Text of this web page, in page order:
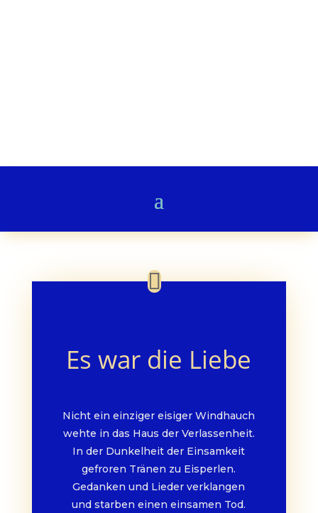
Es war die Liebe
Nicht ein einziger eisiger Windhauch
wehte in das Haus der Verlassenheit.
In der Dunkelheit der Einsamkeit
gefroren Tränen zu Eisperlen.
Gedanken und Lieder verklangen
und starben einen einsamen Tod.